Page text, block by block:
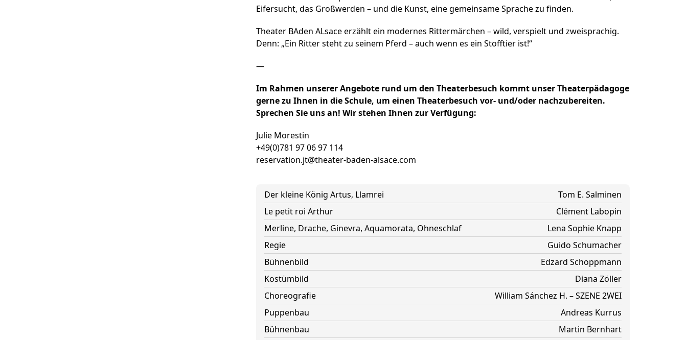
Eifersucht, das Großwerden – und die Kunst, eine gemeinsame Sprache zu finden.
Theater BAden ALsace erzählt ein modernes Rittermärchen – wild, verspielt und zweisprachig.
Denn: „Ein Ritter steht zu seinem Pferd – auch wenn es ein Stofftier ist!“
—
Im Rahmen unserer Angebote rund um den Theaterbesuch kommt unser Theaterpädagoge
gerne zu Ihnen in die Schule, um einen Theaterbesuch vor- und/oder nachzubereiten.
Sprechen Sie uns an! Wir stehen Ihnen zur Verfügung:
Julie Morestin
+49(0)781 97 06 97 114
reservation.jt@theater-baden-alsace.com
Der kleine König Artus, Llamrei
Tom E. Salminen
Le petit roi Arthur
Clément Labopin
Merline, Drache, Ginevra, Aquamorata, Ohneschlaf
Lena Sophie Knapp
Regie
Guido Schumacher
Bühnenbild
Edzard Schoppmann
Kostümbild
Diana Zöller
Choreografie
William Sánchez H. – SZENE 2WEI
Puppenbau
Andreas Kurrus
Bühnenbau
Martin Bernhart